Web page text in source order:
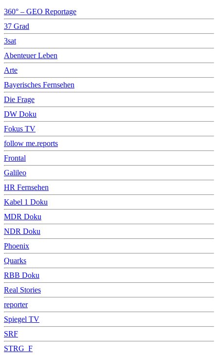
360° – GEO Reportage
37 Grad
3sat
Abenteuer Leben
Arte
Bayerisches Fernsehen
Die Frage
DW Doku
Fokus TV
follow me.reports
Frontal
Galileo
HR Fernsehen
Kabel 1 Doku
MDR Doku
NDR Doku
Phoenix
Quarks
RBB Doku
Real Stories
reporter
Spiegel TV
SRF
STRG_F